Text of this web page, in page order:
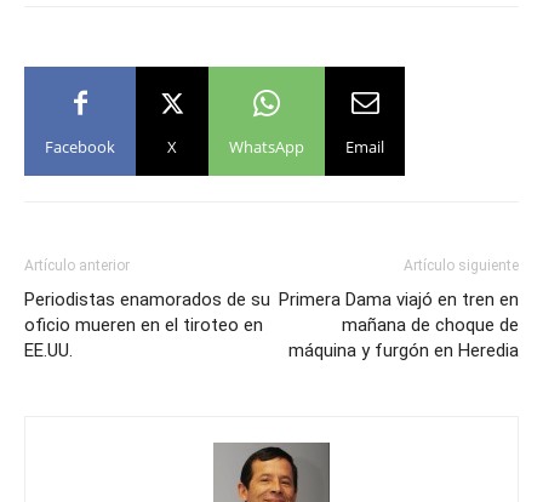
Facebook X WhatsApp Email
Artículo anterior
Periodistas enamorados de su
oficio mueren en el tiroteo en
EE.UU.
Artículo siguiente
Primera Dama viajó en tren en
mañana de choque de
máquina y furgón en Heredia